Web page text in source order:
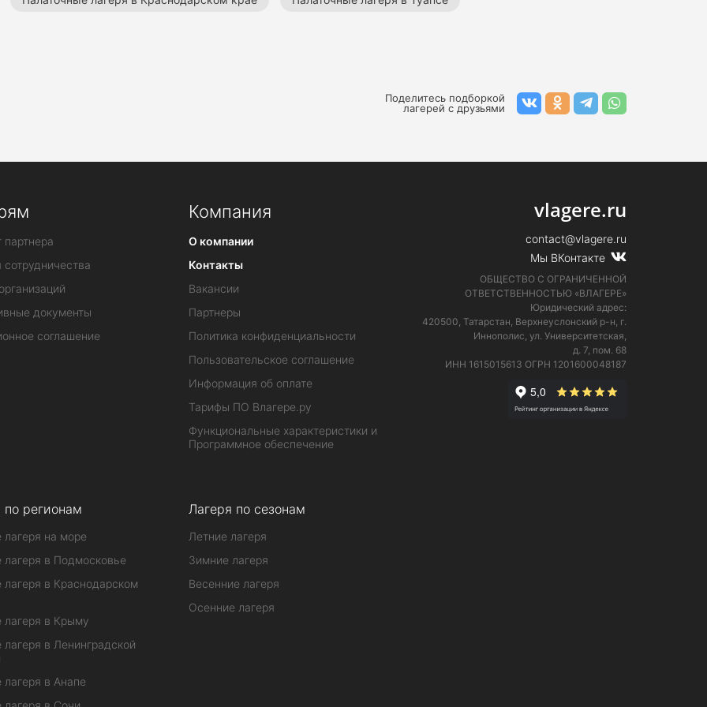
Поделитесь подборкой
лагерей с друзьями
партнера
сотрудничества
документы
соглашение
Компания
О компании
Контакты
Вакансии
Партнеры
Политика конфиденциальности
Пользовательское соглашение
Информация об оплате
Тарифы ПО Влагере.ру
Функциональные характеристики и
Программное обеспечение
по регионам
лагеря на море
лагеря в Подмосковье
лагеря в Краснодарском
лагеря в Крыму
лагеря в Ленинградской
лагеря в Анапе
Лагеря по сезонам
Летние лагеря
Зимние лагеря
Весенние лагеря
Осенние лагеря
vlagere.ru
contact@vlagere.ru
Мы ВКонтакте
ОБЩЕСТВО С ОГРАНИЧЕННОЙ
ОТВЕТСТВЕННОСТЬЮ «ВЛАГЕРЕ»
Юридический адрес:
420500, Татарстан, Верхнеуслонский р-н, г.
Иннополис, ул. Университетская,
д. 7, пом. 68
ИНН 1615015613 ОГРН 1201600048187